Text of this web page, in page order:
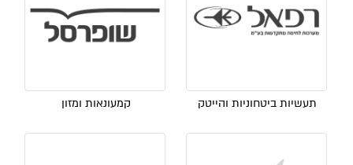
תעשיות ביטחוניות והייטק קמעונאות ומזון